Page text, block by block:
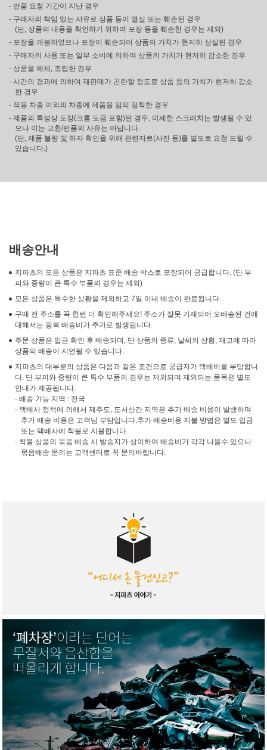
- 반품 요청 기간이 지난 경우
- 구매자의 책임 있는 사유로 상품 등이 멸실 또는 훼손된 경우
(단, 상품의 내용을 확인하기 위하여 포장 등을 훼손한 경우는 제외)
- 포장을 개봉하였으나 포장이 훼손되어 상품의 가치가 현저히 상실된 경우
- 구매자의 사용 또는 일부 소비에 의하여 상품의 가치가 현저히 감소한 경우
- 상품을 해체, 조립한 경우
- 시간의 경과에 의하여 재판매가 곤란할 정도로 상품 등의 가치가 현저히 감소
한 경우
- 적용 차종 이외의 차종에 제품을 임의 장착한 경우
- 제품의 특성상 도장(크롬 도금 포함)된 경우, 미세한 스크래치는 발생될 수 있
으나 이는 교환/반품의 사유는 아닙니다.
(단, 제품 불량 및 하자 확인을 위해 관련자료(사진 등)를 별도로 요청 드릴 수
있습니다.)
배송안내
지파츠의 모든 상품은 지파츠 표준 배송 박스로 포장되어 공급합니다. (단 부
피와 중량이 큰 특수 부품의 경우는 제외)
모든 상품은 특수한 상황을 제외하고 7일 이내 배송이 완료됩니다.
구매 전 주소를 꼭 한번 더 확인해주세요! 주소가 잘못 기재되어 오배송된 건에
대해서는 왕복 배송비가 추가로 발생됩니다.
주문 상품은 입금 확인 후 배송되며, 단 상품의 종류, 날씨의 상황, 재고에 따라
상품의 배송이 지연될 수 있습니다.
지파츠의 대부분의 상품은 다음과 같은 조건으로 공급자가 택배비를 부담합니
다. 단 부피와 중량이 큰 특수 부품의 경우는 제외되며 제외되는 품목은 별도
안내가 제공됩니다.
- 배송 가능 지역 : 전국
- 택배사 정책에 의해서 제주도, 도서산간 지역은 추가 배송 비용이 발생하며
추가 배송 비용은 고객님 부담입니다.추가 배송비용 지불 방법은 별도 입금
또는 택배사에 착불로 지불합니다.
- 착불 상품의 묶음 배송 시 발송지가 상이하여 배송비가 각각 나올수 있으니
묶음배송 문의는 고객센터로 꼭 문의바랍니다.